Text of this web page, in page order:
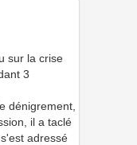
sur la crise
3
dénigrement,
il a taclé
adressé